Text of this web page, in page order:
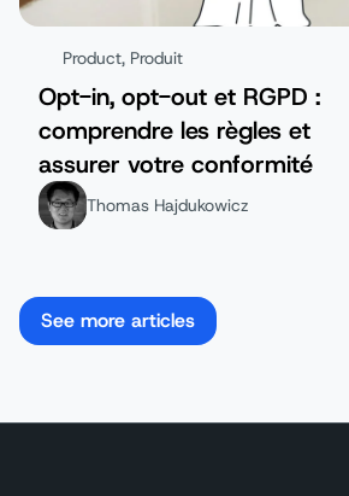
Product, Produit
Opt-in, opt-out et RGPD :
comprendre les règles et
assurer votre conformité
Thomas Hajdukowicz
See more articles